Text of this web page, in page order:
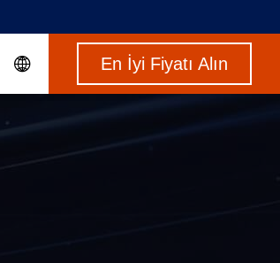
En İyi Fiyatı Alın